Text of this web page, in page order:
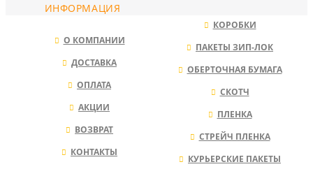
КОРОБКИ
ПАКЕТЫ ЗИП-ЛОК
ОБЕРТОЧНАЯ БУМАГА
СКОТЧ
ПЛЕНКА
СТРЕЙЧ ПЛЕНКА
КУРЬЕРСКИЕ ПАКЕТЫ
ИНФОРМАЦИЯ
О КОМПАНИИ
ДОСТАВКА
ОПЛАТА
АКЦИИ
ВОЗВРАТ
КОНТАКТЫ